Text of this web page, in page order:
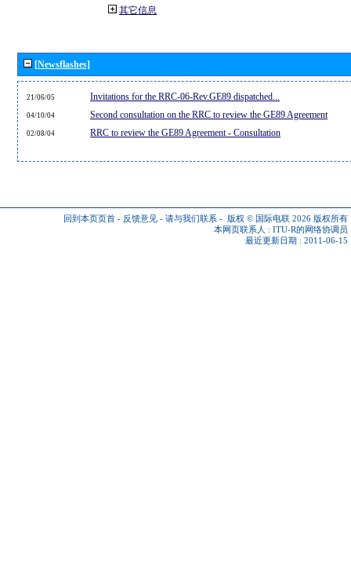
其它信息
[Newsflashes]
21/06/05 Invitations for the RRC-06-Rev.GE89 dispatched...
04/10/04 Second consultation on the RRC to review the GE89 Agreement
02/08/04 RRC to review the GE89 Agreement - Consultation
回到本页页首 - 反馈意见 - 请与我们联系 - 版权 © 国际电联 2026 版权所有
本网页联系人 : ITU-R的网络协调员
最近更新日期 : 2011-06-15